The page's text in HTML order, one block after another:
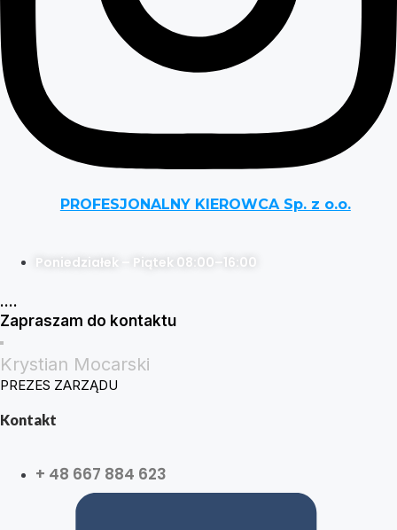
PROFESJONALNY KIEROWCA Sp. z o.o.
Poniedziałek – Piątek 08:00–16:00
....
Zapraszam do kontaktu
Krystian Mocarski
PREZES ZARZĄDU
Kontakt
+ 48 667 884 623